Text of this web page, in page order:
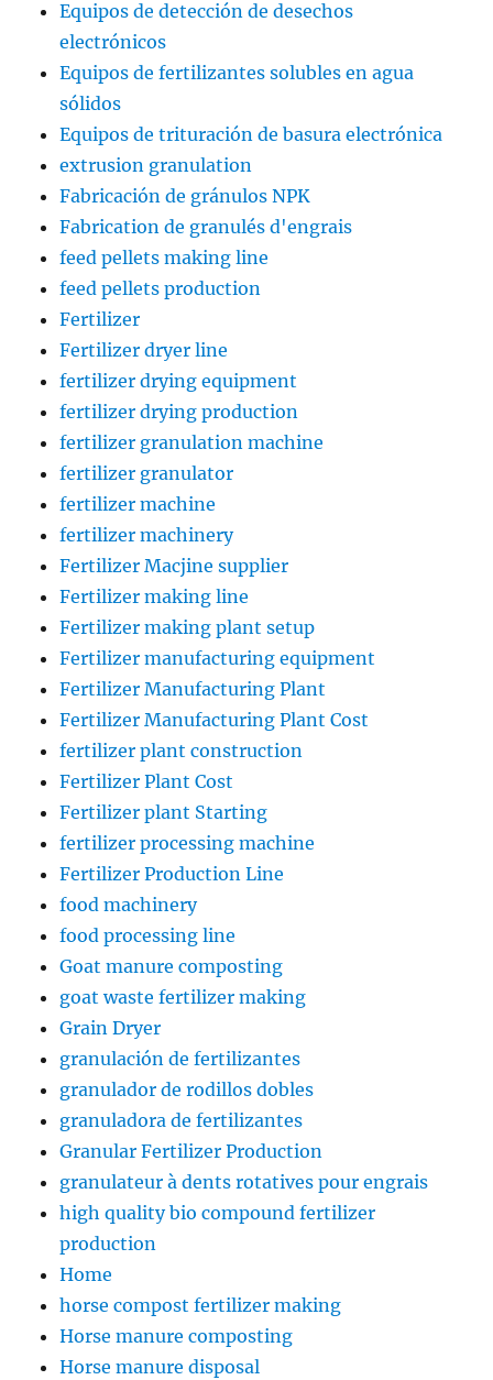
Equipos de detección de desechos
electrónicos
Equipos de fertilizantes solubles en agua
sólidos
Equipos de trituración de basura electrónica
extrusion granulation
Fabricación de gránulos NPK
Fabrication de granulés d'engrais
feed pellets making line
feed pellets production
Fertilizer
Fertilizer dryer line
fertilizer drying equipment
fertilizer drying production
fertilizer granulation machine
fertilizer granulator
fertilizer machine
fertilizer machinery
Fertilizer Macjine supplier
Fertilizer making line
Fertilizer making plant setup
Fertilizer manufacturing equipment
Fertilizer Manufacturing Plant
Fertilizer Manufacturing Plant Cost
fertilizer plant construction
Fertilizer Plant Cost
Fertilizer plant Starting
fertilizer processing machine
Fertilizer Production Line
food machinery
food processing line
Goat manure composting
goat waste fertilizer making
Grain Dryer
granulación de fertilizantes
granulador de rodillos dobles
granuladora de fertilizantes
Granular Fertilizer Production
granulateur à dents rotatives pour engrais
high quality bio compound fertilizer
production
Home
horse compost fertilizer making
Horse manure composting
Horse manure disposal